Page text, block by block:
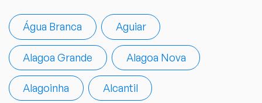
Água Branca Aguiar
Alagoa Grande Alagoa Nova
Alagoinha Alcantil